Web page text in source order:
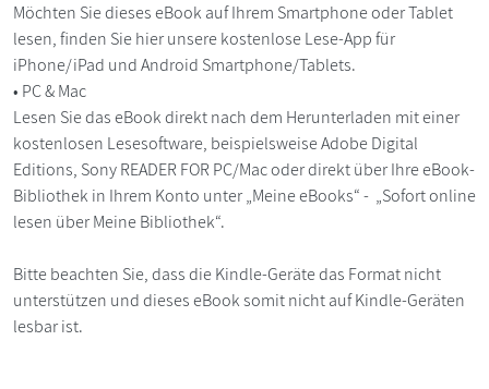
Möchten Sie dieses eBook auf Ihrem Smartphone oder Tablet
lesen, finden Sie hier unsere kostenlose Lese-App für
iPhone/iPad und Android Smartphone/Tablets.
• PC & Mac
Lesen Sie das eBook direkt nach dem Herunterladen mit einer
kostenlosen Lesesoftware, beispielsweise Adobe Digital
Editions, Sony READER FOR PC/Mac oder direkt über Ihre eBook-
Bibliothek in Ihrem Konto unter „Meine eBooks“ - „Sofort online
lesen über Meine Bibliothek“.
Bitte beachten Sie, dass die Kindle-Geräte das Format nicht
unterstützen und dieses eBook somit nicht auf Kindle-Geräten
lesbar ist.